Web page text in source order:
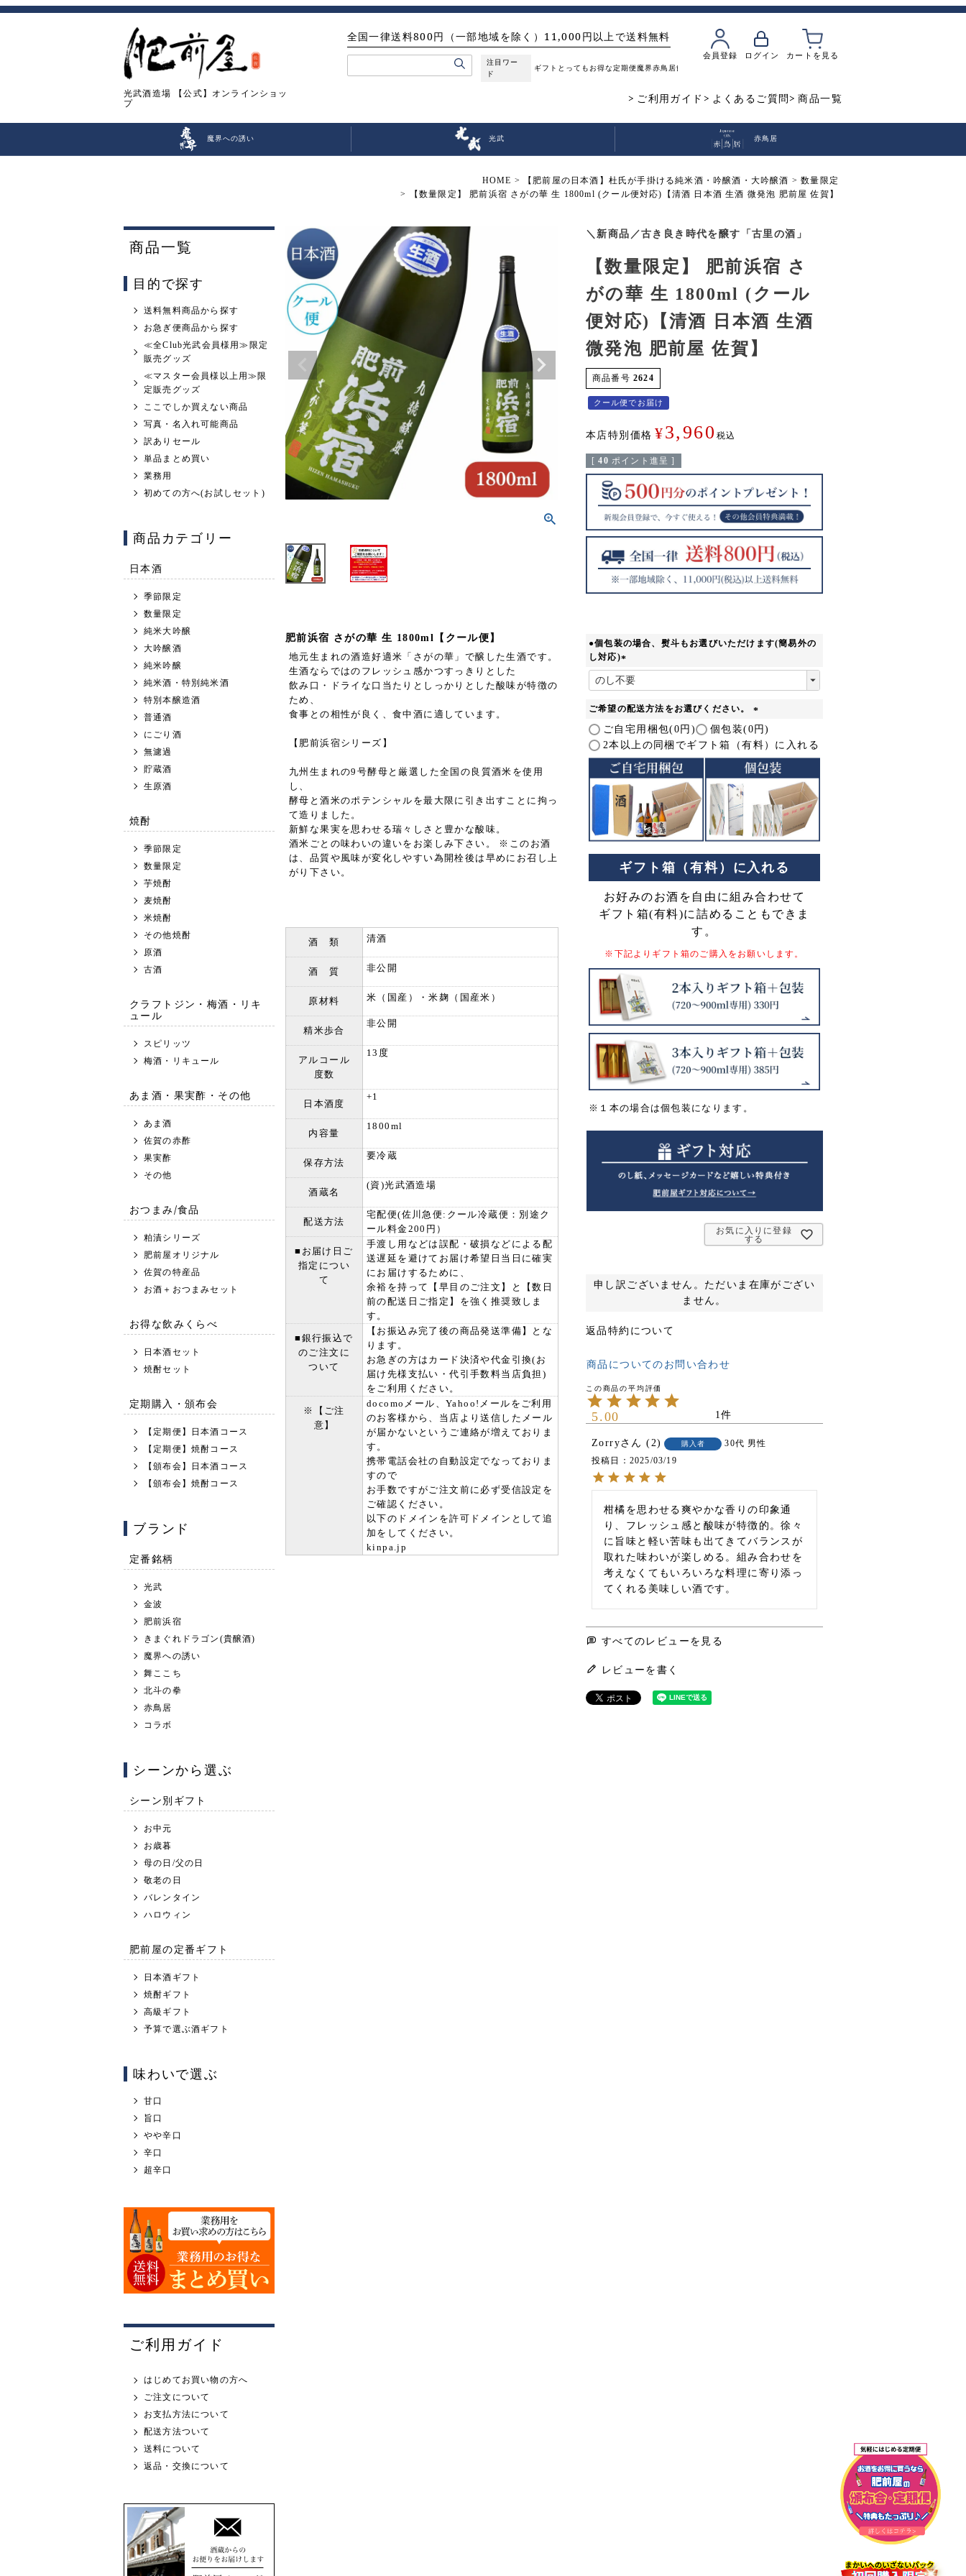
光武酒造場 【公式】オンラインショッ
プ
会員登録 ログイン カートを見る
全国一律送料800円（一部地域を除く）11,000円以上で送料無料
注目ワー
ド
ギフト とってもお得な定期便 魔界赤鳥居飲み比べ
ご利用ガイド よくあるご質問 商品一覧
魔界への誘い 光武 赤鳥居
HOME 【肥前屋の日本酒】杜氏が手掛ける純米酒・吟醸酒・大吟醸酒
数量限定
【数量限定】 肥前浜宿 さがの華 生 1800ml (クール便対応)【清酒 日本酒 生酒 微発泡 肥前屋 佐賀】
商品一覧
目的で探す
送料無料商品から探す
お急ぎ便商品から探す
≪全Club光武会員様用≫限定
販売グッズ
≪マスター会員様以上用≫限
定販売グッズ
ここでしか買えない商品
写真・名入れ可能商品
訳ありセール
単品まとめ買い
業務用
初めての方へ(お試しセット)
商品カテゴリー
日本酒
季節限定
数量限定
純米大吟醸
大吟醸酒
純米吟醸
純米酒・特別純米酒
特別本醸造酒
普通酒
にごり酒
無濾過
貯蔵酒
生原酒
焼酎
季節限定
数量限定
芋焼酎
麦焼酎
米焼酎
その他焼酎
原酒
古酒
クラフトジン・梅酒・リキ
ュール
スピリッツ
梅酒・リキュール
あま酒・果実酢・その他
あま酒
佐賀の赤酢
果実酢
その他
おつまみ/食品
粕漬シリーズ
肥前屋オリジナル
佐賀の特産品
お酒＋おつまみセット
お得な飲みくらべ
日本酒セット
焼酎セット
定期購入・頒布会
【定期便】日本酒コース
【定期便】焼酎コース
【頒布会】日本酒コース
【頒布会】焼酎コース
ブランド
定番銘柄
光武
金波
肥前浜宿
きまぐれドラゴン(貴醸酒)
魔界への誘い
舞ここち
北斗の拳
赤鳥居
コラボ
シーンから選ぶ
シーン別ギフト
お中元
お歳暮
母の日/父の日
敬老の日
バレンタイン
ハロウィン
肥前屋の定番ギフト
日本酒ギフト
焼酎ギフト
高級ギフト
予算で選ぶ酒ギフト
味わいで選ぶ
甘口
旨口
やや辛口
辛口
超辛口
ご利用ガイド
はじめてお買い物の方へ
ご注文について
お支払方法について
配送方法ついて
送料について
返品・交換について
肥前浜宿 さがの華 生 1800ml【クール便】
地元生まれの酒造好適米「さがの華」で醸した生酒です。
生酒ならではのフレッシュ感かつすっきりとした
飲み口・ドライな口当たりとしっかりとした酸味が特徴の
ため、
食事との相性が良く、食中酒に適しています。
【肥前浜宿シリーズ】
九州生まれの9号酵母と厳選した全国の良質酒米を使用
し、
酵母と酒米のポテンシャルを最大限に引き出すことに拘っ
て造りました。
新鮮な果実を思わせる瑞々しさと豊かな酸味。
酒米ごとの味わいの違いをお楽しみ下さい。 ※このお酒
は、品質や風味が変化しやすい為開栓後は早めにお召し上
がり下さい。
酒 類 清酒
酒 質 非公開
原材料 米（国産）・米麹（国産米）
精米歩合
非公開
アルコール
度数
13度
日本酒度
+1
内容量
1800ml
保存方法
要冷蔵
酒蔵名
(資)光武酒造場
配送方法
宅配便(佐川急便:クール冷蔵便：別途ク
ール料金200円）
■お届け日ご
指定につい
て
手渡し用などは誤配・破損などによる配
送遅延を避けてお届け希望日当日に確実
にお届けするために、
余裕を持って【早目のご注文】と【数日
前の配送日ご指定】を強く推奨致しま
す。
■銀行振込で
のご注文に
ついて
【お振込み完了後の商品発送準備】とな
ります。
お急ぎの方はカード決済や代金引換(お
届け先様支払い・代引手数料当店負担)
をご利用ください。
※【ご注
意】
docomoメール、Yahoo!メールをご利用
のお客様から、当店より送信したメール
が届かないというご連絡が増えておりま
す。
携帯電話会社の自動設定でなっておりま
すので
お手数ですがご注文前に必ず受信設定を
ご確認ください。
以下のドメインを許可ドメインとして追
加をしてください。
kinpa.jp
＼新商品／古き良き時代を醸す「古里の酒」
【数量限定】 肥前浜宿 さ
がの華 生 1800ml (クール
便対応)【清酒 日本酒 生酒
微発泡 肥前屋 佐賀】
商品番号 2624
クール便でお届け
本店特別価格 ¥3,960 税込
[ 40 ポイント進呈 ]
●個包装の場合、熨斗もお選びいただけます(簡易外の
し対応)
(
必
)
ご希望の配送方法をお選びください。
(
必
須
)
ご自宅用梱包(0円)
個包装(0円)
2本以上の同梱でギフト箱（有料）に入れる
ギフト箱（有料）に入れる
お好みのお酒を自由に組み合わせて
ギフト箱(有料)に詰めることもできま
す。
※下記よりギフト箱のご購入をお願いします。
※１本の場合は個包装になります。
お気に入りに登録
する
申し訳ございません。ただいま在庫がござい
ません。
返品特約について
商品についてのお問い合わせ
5.00 1
Zorry 2 購入者 30代 男性
投稿日
2025/03/19
柑橘を思わせる爽やかな香りの印象通
り、フレッシュ感と酸味が特徴的。徐々
に旨味と軽い苦味も出てきてバランスが
取れた味わいが楽しめる。組み合わせを
考えなくてもいろいろな料理に寄り添っ
てくれる美味しい酒です。
すべてのレビューを見る
レビューを書く